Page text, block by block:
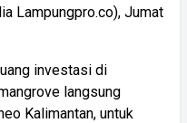
Lampungpro.co), Jumat
investasi di
langsung
Kalimantan, untuk